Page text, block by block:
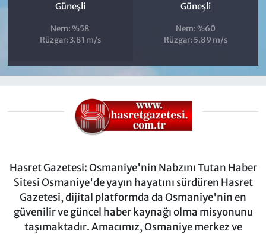
Güneşli
Nem: %58
Rüzgar: 3.81 m/s
Güneşli
Nem: %60
Rüzgar: 5.89 m/s
Hasret Gazetesi: Osmaniye'nin Nabzını Tutan Haber
Sitesi Osmaniye'de yayın hayatını sürdüren Hasret
Gazetesi, dijital platformda da Osmaniye'nin en
güvenilir ve güncel haber kaynağı olma misyonunu
taşımaktadır. Amacımız, Osmaniye merkez ve